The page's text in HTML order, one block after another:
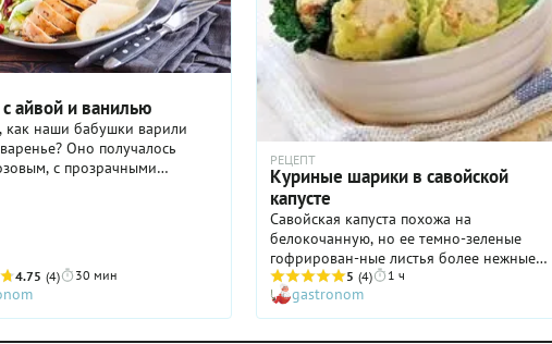
айвой и ванилью
как наши бабушки варили
Оно получалось
с прозрачными
сочной курицы
4.75 (4) 30 мин
РЕЦЕПТ
Куриные шарики в савойской
капусте
Савойская капуста похожа на
белокочанную, но ее темно-зеленые
гофрирован-ные листья более нежные и
ароматные. Благодаря тому, что эта
капуста не такая жесткая, она отлично
подхо-дит для приготовления на пару,
жарения и фарши-рования.
5 (4) 1 ч
gastronom